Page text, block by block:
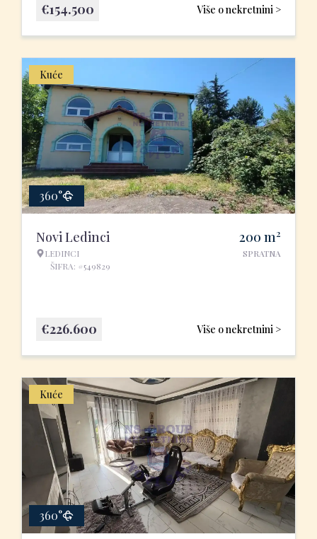
Više o nekretnini >
€154.500
Kuće
360°
Novi Ledinci
LEDINCI
ŠIFRA: #549829
200 m2
SPRATNA
Više o nekretnini >
€226.600
Kuće
360°